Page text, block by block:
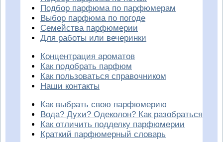
Подбор парфюма по парфюмерам
Выбор парфюма по погоде
Семейства парфюмерии
Для работы или вечеринки
Концентрация ароматов
Как подобрать парфюм
Как пользоваться справочником
Наши контакты
Как выбрать свою парфюмерию
Вода? Духи? Одеколон? Как разобраться
Как отличить подделку парфюмерии
Краткий парфюмерный словарь